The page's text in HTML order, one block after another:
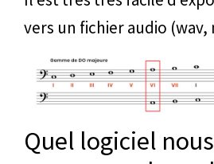
vers un fichier audio (wav,
Quel logiciel nous